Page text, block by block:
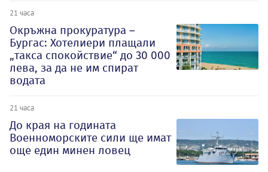
21 часа
Окръжна прокуратура –
Бургас: Хотелиери плащали
„такса спокойствие“ до 30 000
лева, за да не им спират
водата
21 часа
До края на годината
Военноморските сили ще имат
още един минен ловец